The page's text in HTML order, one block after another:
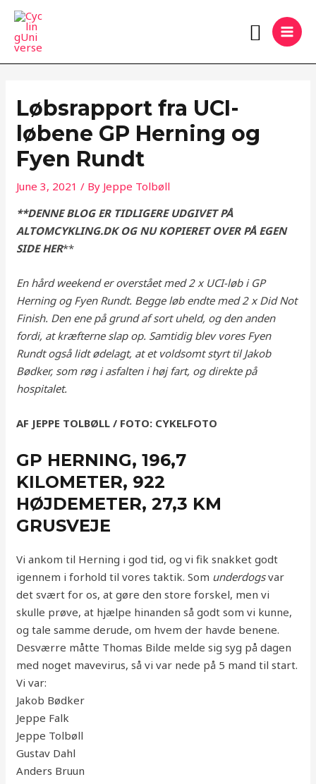
Skip
content
Search
Løbsrapport fra UCI-
løbene GP Herning og
Fyen Rundt
June 3, 2021/ By Jeppe Tolbøll
**DENNE BLOG ER TIDLIGERE UDGIVET PÅ
ALTOMCYKLING.DK OG NU KOPIERET OVER PÅ EGEN
SIDE HER**
En hård weekend er overstået med 2 x UCI-løb i GP
Herning og Fyen Rundt. Begge løb endte med 2 x Did Not
Finish. Den ene på grund af sort uheld, og den anden
fordi, at kræfterne slap op. Samtidig blev vores Fyen
Rundt også lidt ødelagt, at et voldsomt styrt til Jakob
Bødker, som røg i asfalten i høj fart, og direkte på
hospitalet.
AF JEPPE TOLBØLL / FOTO: CYKELFOTO
GP HERNING, 196,7
KILOMETER, 922
HØJDEMETER, 27,3 KM
GRUSVEJE
Vi ankom til Herning i god tid, og vi fik snakket godt
igennem i forhold til vores taktik. Som underdogsvar
det svært for os, at gøre den store forskel, men vi
skulle prøve, at hjælpe hinanden så godt som vi kunne,
og tale samme derude, om hvem der havde benene.
Desværre måtte Thomas Bilde melde sig syg på dagen
med noget mavevirus, så vi var nede på 5 mand til start.
Vi var:
Jakob Bødker
Jeppe Falk
Jeppe Tolbøll
Gustav Dahl
Anders Bruun